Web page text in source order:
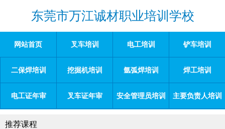
东莞市万江诚材职业培训学校
网站首页 叉车培训 电工培训 铲车培训
二保焊培训 挖掘机培训 氩弧焊培训 焊工培训
电工证年审 叉车证年审 安全管理员培训 主要负责人培训
推荐课程